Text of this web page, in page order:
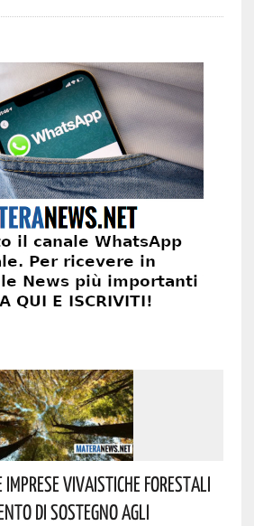
Imprese Vivaistiche Forestali
Di Sostegno Agli